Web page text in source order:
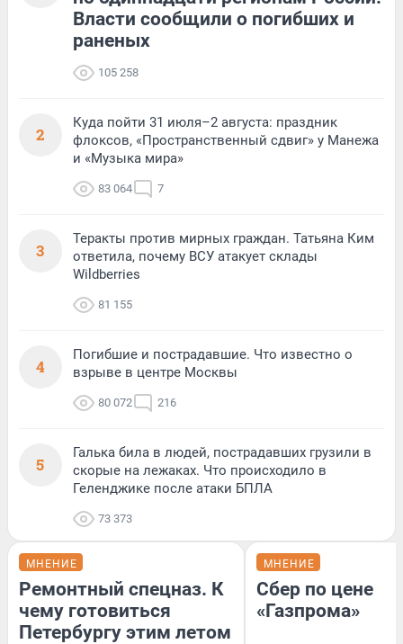
Власти сообщили о погибших и
раненых
105 258
2
Куда пойти 31 июля–2 августа: праздник
флоксов, «Пространственный сдвиг» у Манежа
и «Музыка мира»
83 064 7
3
Теракты против мирных граждан. Татьяна Ким
ответила, почему ВСУ атакует склады
Wildberries
81 155
4
Погибшие и пострадавшие. Что известно о
взрыве в центре Москвы
80 072 216
5
Галька била в людей, пострадавших грузили в
скорые на лежаках. Что происходило в
Геленджике после атаки БПЛА
73 373
МНЕНИЕ
Ремонтный спецназ. К
чему готовиться
Петербургу этим летом
МНЕНИЕ
Сбер по цене
«Газпрома»